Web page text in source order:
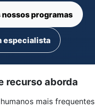
programas
especialista
recurso aborda
mais frequentes